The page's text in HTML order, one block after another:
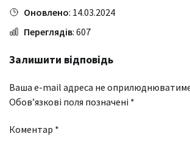
Оновлено: 14.03.2024
Переглядів: 607
Залишити відповідь
Ваша e-mail адреса не
Обов’язкові поля позначені *
Коментар *